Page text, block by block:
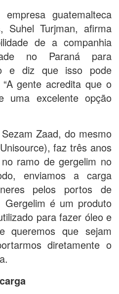
guatemalteca
Suhel Turjman, afirma
de a companhia
no Paraná para
e diz que isso pode
gente acredita que o
uma excelente opção
Zaad, do mesmo
faz três anos
ramo de gergelim no
enviamos a carga
pelos portos de
Gergelim é um produto
para fazer óleo e
queremos que sejam
diretamente o